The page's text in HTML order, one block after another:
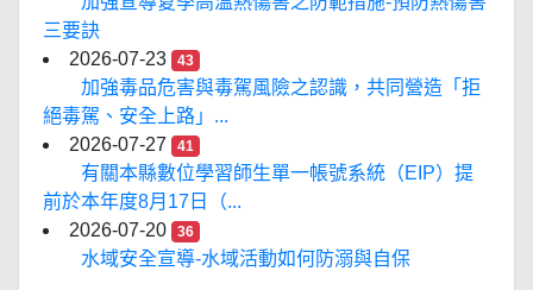
三要訣
2026-07-23
43
加強毒品危害與毒駕風險之認識，共同營造「拒
絕毒駕、安全上路」...
2026-07-27
41
有關本縣數位學習師生單一帳號系統（EIP）提
前於本年度8月17日（...
2026-07-20
36
水域安全宣導-水域活動如何防溺與自保